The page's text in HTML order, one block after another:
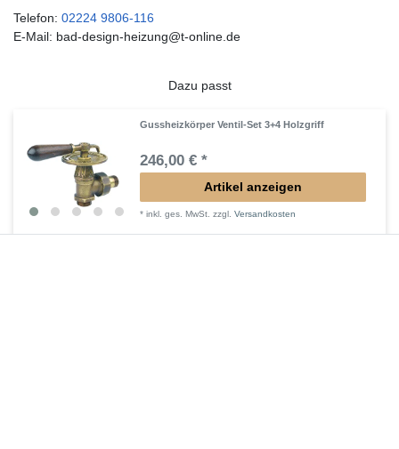
Telefon: 02224 9806-116
E-Mail: bad-design-heizung@t-online.de
Dazu passt
Gussheizkörper Ventil-Set 3+4 Holzgriff
246,00 € *
Artikel anzeigen
*inkl. ges. MwSt. zzgl.Versandkosten